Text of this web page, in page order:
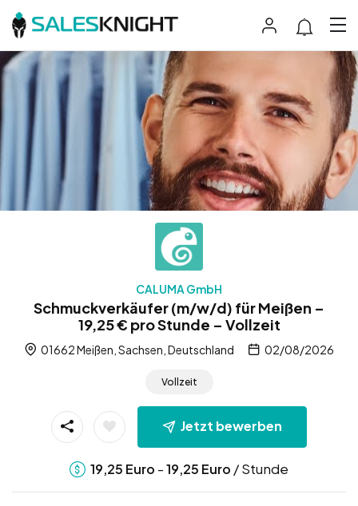
CALUMA GmbH
Schmuckverkäufer (m/w/d) für Meißen –
19,25 € pro Stunde – Vollzeit
01662 Meißen, Sachsen, Deutschland 02/08/2026
Vollzeit
Jetzt bewerben
19,25 Euro -19,25 Euro / Stunde